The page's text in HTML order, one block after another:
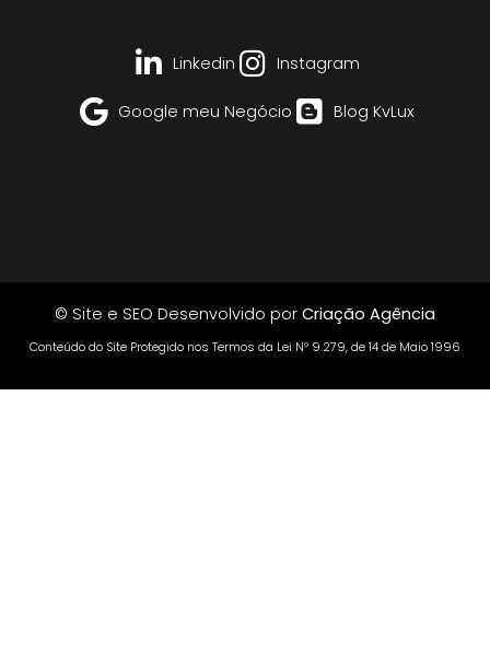
Linkedin Instagram
Google meu Negócio Blog KvLux
© Site e SEO Desenvolvido por Criação Agência
Conteúdo do Site Protegido nos Termos da Lei Nº 9.279, de 14 de Maio 1996